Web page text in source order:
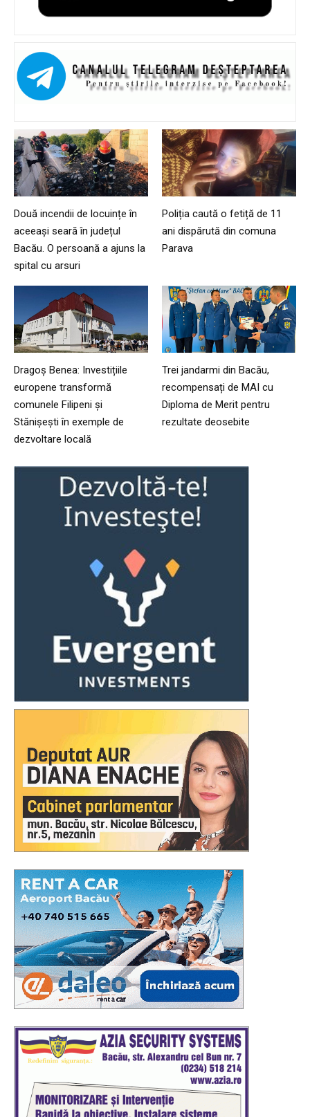
Două incendii de locuințe în
aceeași seară în județul
Bacău. O persoană a ajuns la
spital cu arsuri
Poliția caută o fetiță de 11
ani dispărută din comuna
Parava
Dragoș Benea: Investițiile
europene transformă
comunele Filipeni și
Stănișești în exemple de
dezvoltare locală
Trei jandarmi din Bacău,
recompensați de MAI cu
Diploma de Merit pentru
rezultate deosebite